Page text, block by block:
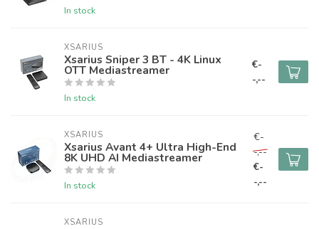
In stock
XSARIUS
Xsarius Sniper 3 BT - 4K Linux
OTT Mediastreamer
In stock
€-
-,--
XSARIUS
Xsarius Avant 4+ Ultra High-End
8K UHD AI Mediastreamer
In stock
€-
-,--
€-
-,--
XSARIUS